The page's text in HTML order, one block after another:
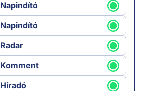
Napindító
Napindító
Radar
Komment
Híradó